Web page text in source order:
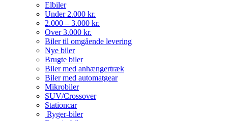
Elbiler
Under 2.000 kr.
2.000 – 3.000 kr.
Over 3.000 kr.
Biler til omgående levering
Nye biler
Brugte biler
Biler med anhængertræk
Biler med automatgear
Mikrobiler
SUV/Crossover
Stationcar
Ryger-biler